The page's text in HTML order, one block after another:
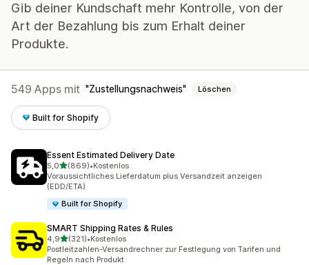
Gib deiner Kundschaft mehr Kontrolle, von der
Art der Bezahlung bis zum Erhalt deiner
Produkte.
549 Apps mit Zustellungsnachweis Löschen
Built for Shopify
Essent Estimated Delivery Date
5,0von 5 Sternen
(869)
869 Rezensionen insgesamt
•Kostenlos
Voraussichtliches Lieferdatum plus Versandzeit anzeigen
(EDD/ETA)
Built for Shopify
SMART Shipping Rates & Rules
4,9von 5 Sternen
(321)
321 Rezensionen insgesamt
•Kostenlos
Postleitzahlen-Versandrechner zur Festlegung von Tarifen und
Regeln nach Produkt